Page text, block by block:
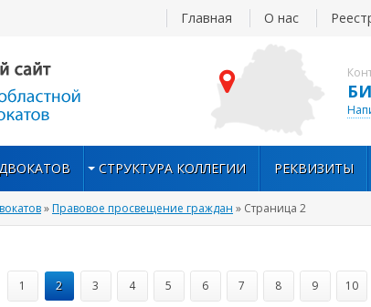
Главная О нас
СТРУКТУРА КОЛЛЕГИИ РЕКВИЗИТЫ
»Правовое просвещение граждан » Страница 2
1 2 3 4 5 6 7 8 9 10